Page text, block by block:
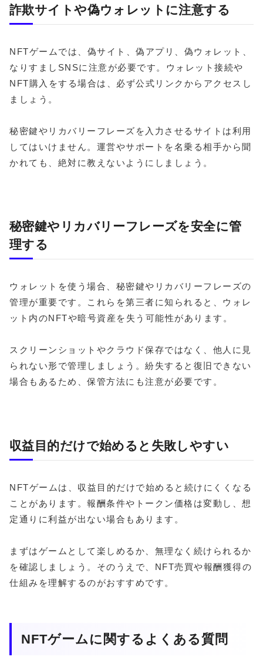
詐欺サイトや偽ウォレットに注意する
NFTゲームでは、偽サイト、偽アプリ、偽ウォレット、
なりすましSNSに注意が必要です。ウォレット接続や
NFT購入をする場合は、必ず公式リンクからアクセスし
ましょう。
秘密鍵やリカバリーフレーズを入力させるサイトは利用
してはいけません。運営やサポートを名乗る相手から聞
かれても、絶対に教えないようにしましょう。
秘密鍵やリカバリーフレーズを安全に管
理する
ウォレットを使う場合、秘密鍵やリカバリーフレーズの
管理が重要です。これらを第三者に知られると、ウォレ
ット内のNFTや暗号資産を失う可能性があります。
スクリーンショットやクラウド保存ではなく、他人に見
られない形で管理しましょう。紛失すると復旧できない
場合もあるため、保管方法にも注意が必要です。
収益目的だけで始めると失敗しやすい
NFTゲームは、収益目的だけで始めると続けにくくなる
ことがあります。報酬条件やトークン価格は変動し、想
定通りに利益が出ない場合もあります。
まずはゲームとして楽しめるか、無理なく続けられるか
を確認しましょう。そのうえで、NFT売買や報酬獲得の
仕組みを理解するのがおすすめです。
NFTゲームに関するよくある質問